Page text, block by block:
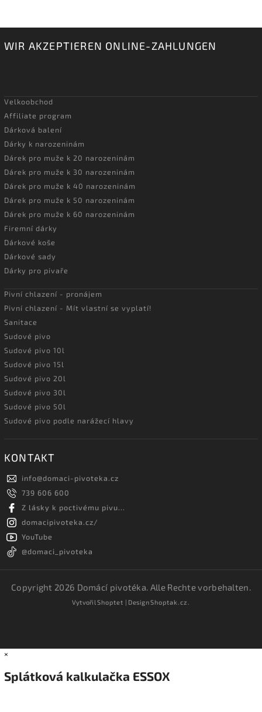
WIR AKZEPTIEREN ONLINE-ZAHLUNGEN
Velkoobchod
Affiliate program
Dárková balení
Dárky k narozeninám
Dárek pro muže k 20 narozeninám
Dárek pro muže k 30 narozeninám
Dárek pro muže k 40 narozeninám
Dárek pro muže k 50 narozeninám
Dárek pro muže k 60 narozeninám
Firemní dárky
Dárkové koše
Dárkové sady
Dárky pro pivaře
Pivní chlazení - pronájem
Pivní chlazení - Mít vlastní se vyplatí!
Sanitace
Sudové pivo
Sudové pivo 10l
Sudové pivo 15l
Sudové pivo 20l
Sudové pivo 30l
Sudové pivo 50l
Sudové pivo podle narážecí hlavy
KONTAKT
info@domaci-pivoteka.cz
739 606 600
Z lásky k poctivému pivu...
domacipivoteka.cz/
YouTube
@domaci_pivoteka
Copyright 2026 Domácí pivotéka . Alle Rechte vorbehalten.
VytvořilShoptet | DesignShoptak.cz.
×
Splátková kalkulačka ESSOX